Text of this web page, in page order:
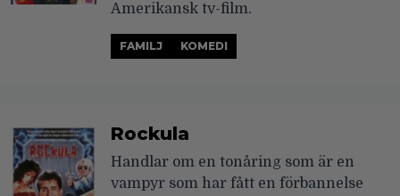
Amerikansk tv-film.
FAMILJ KOMEDI
Rockula
Handlar om en tonåring som är en
vampyr som har fått en förbannelse